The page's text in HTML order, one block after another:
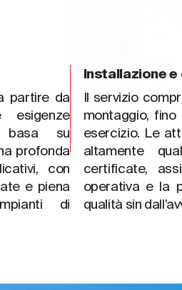
partire da
esigenze
basa su
profonda
con
e piena
di
Installazione
Il servizio
montaggio,
esercizio. Le
altamente
certificate,
operativa e la
qualità sin